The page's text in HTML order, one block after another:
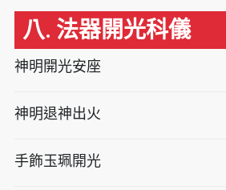
八. 法器開光科儀
神明開光安座
神明退神出火
手飾玉珮開光